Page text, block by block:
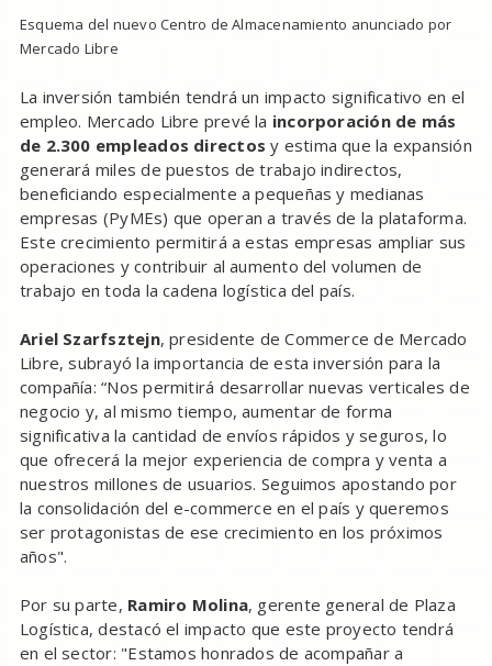
Esquema del nuevo Centro de Almacenamiento anunciado por
Mercado Libre
La inversión también tendrá un impacto significativo en el
empleo. Mercado Libre prevé la incorporación de más
de 2.300 empleados directos y estima que la expansión
generará miles de puestos de trabajo indirectos,
beneficiando especialmente a pequeñas y medianas
empresas (PyMEs) que operan a través de la plataforma.
Este crecimiento permitirá a estas empresas ampliar sus
operaciones y contribuir al aumento del volumen de
trabajo en toda la cadena logística del país.
Ariel Szarfsztejn, presidente de Commerce de Mercado
Libre, subrayó la importancia de esta inversión para la
compañía: “Nos permitirá desarrollar nuevas verticales de
negocio y, al mismo tiempo, aumentar de forma
significativa la cantidad de envíos rápidos y seguros, lo
que ofrecerá la mejor experiencia de compra y venta a
nuestros millones de usuarios. Seguimos apostando por
la consolidación del e-commerce en el país y queremos
ser protagonistas de ese crecimiento en los próximos
años".
Por su parte, Ramiro Molina, gerente general de Plaza
Logística, destacó el impacto que este proyecto tendrá
en el sector: "Estamos honrados de acompañar a